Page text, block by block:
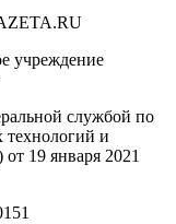
учреждение
службой по
технологий и
19 января 2021